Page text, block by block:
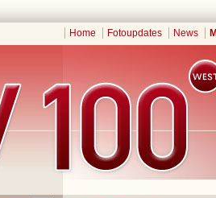
Home Fotoupdates News